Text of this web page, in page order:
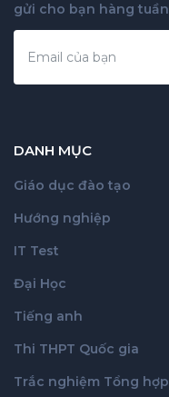
gửi cho bạn hàng tuần
DANH MỤC
Giáo dục đào tạo
Hướng nghiệp
IT Test
Đại Học
Tiếng anh
Thi THPT Quốc gia
Trắc nghiệm Tổng hợp